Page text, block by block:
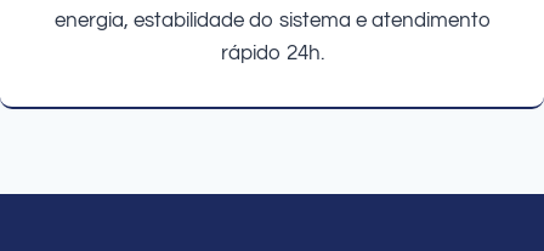
energia, estabilidade do sistema e atendimento
rápido 24h.